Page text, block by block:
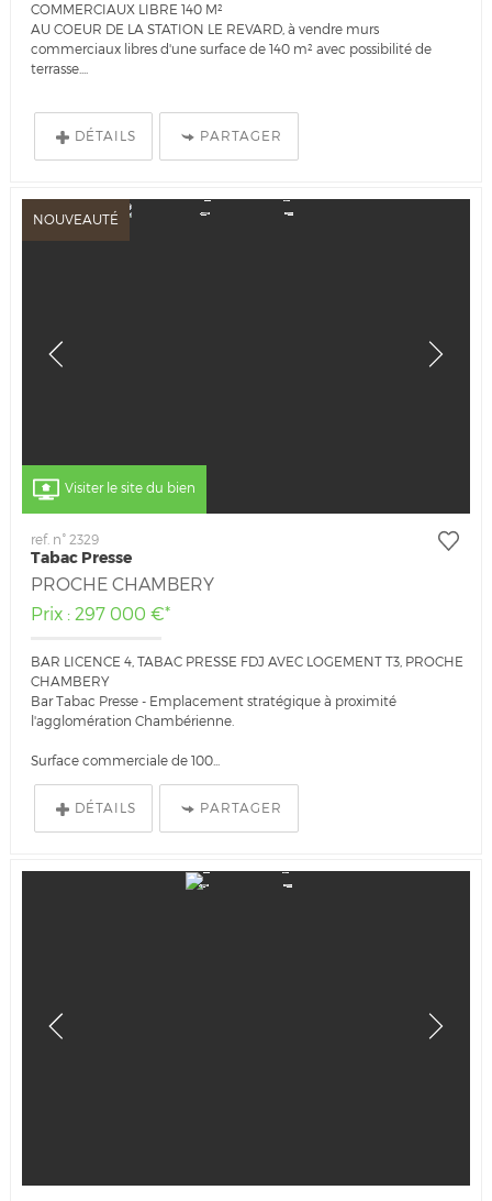
COMMERCIAUX LIBRE 140 M²
AU COEUR DE LA STATION LE REVARD, à vendre murs
commerciaux libres d'une surface de 140 m² avec possibilité de
terrasse....
DÉTAILS PARTAGER
Visiter le site du bien
NOUVEAUTÉ
ref. n° 2329
Tabac Presse
PROCHE CHAMBERY
Prix : 297 000 €*
BAR LICENCE 4, TABAC PRESSE FDJ AVEC LOGEMENT T3, PROCHE
CHAMBERY
Bar Tabac Presse - Emplacement stratégique à proximité
l'agglomération Chambérienne.
Surface commerciale de 100...
DÉTAILS PARTAGER